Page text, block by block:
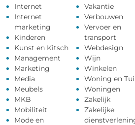
Internet
Internet
marketing
Kinderen
Kunst en Kitsch
Management
Marketing
Media
Meubels
MKB
Mobiliteit
Mode en
Vakantie
Verbouwen
Vervoer en
transport
Webdesign
Wijn
Winkelen
Woning en
Woningen
Zakelijk
Zakelijke